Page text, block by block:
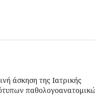
άσκηση της Ιατρικής